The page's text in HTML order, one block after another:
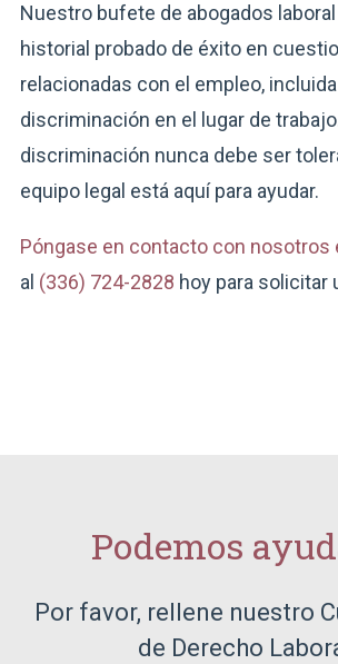
Nuestro bufete de abogados
historial probado de éxito en
relacionadas con el empleo,
discriminación en el lugar de
discriminación nunca debe ser
equipo legal está aquí para ayudar.
Póngase en contacto con nosotros
al (336) 724-2828 hoy para solicitar
Podemos
Por favor, rellene nuestro
de Derecho